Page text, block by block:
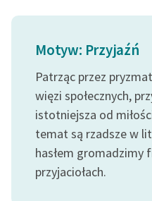
Motyw: Przyjaźń
Patrząc przez
więzi społecznych,
istotniejsza od
temat są rzadsze w
hasłem gromadzimy
przyjaciołach.